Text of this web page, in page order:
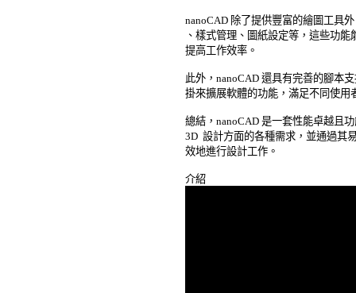
nanoCAD 除了提供豐富的繪圖工具
、樣式管理、圖紙設定等，這些功
提高工作效率。
此外，nanoCAD 還具有完善的腳本
掛來擴展軟體的功能，滿足不同使用
總結，nanoCAD 是一套性能卓越且
3D  設計方面的各種需求，並通過其
效地進行設計工作。